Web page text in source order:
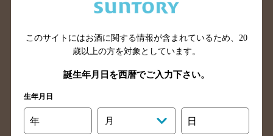
広島県のバー検索
岡山県のバー検索
島根県のバー検索
徳島県のバー検索
高知県のバー検索
福岡県のバー検索
長崎県のバー検索
大分県のバー検索
熊本県のバー検索
このサイトにはお酒に関する情報が含まれているため、 20
歳以上の方を対象としています。
誕生年月日を西暦でご入力下さい。
生年月日
年 月 日